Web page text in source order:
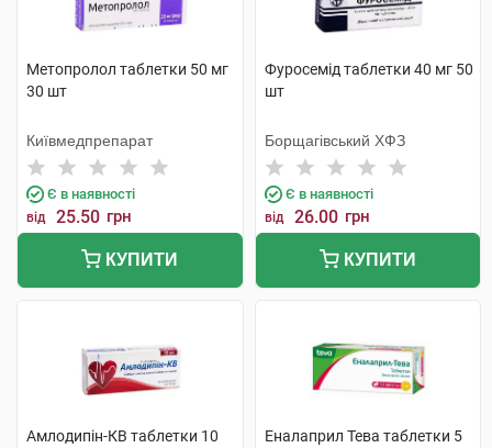
Метопролол таблетки 50 мг
30 шт
Київмедпрепарат
Є в наявності
від 25.50 грн
КУПИТИ
Фуросемід таблетки 40 мг 50
шт
Борщагівський ХФЗ
Є в наявності
від 26.00 грн
КУПИТИ
Амлодипін-КВ таблетки 10
Еналаприл Тева таблетки 5